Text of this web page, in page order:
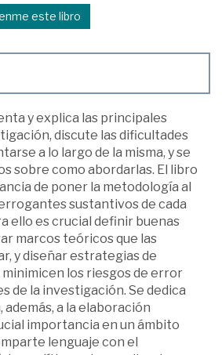
este libro
y explica las principales
discute las dificultades
a lo largo de la misma, y se
sobre como abordarlas. El libro
de poner la metodología al
sustantivos de cada
ello es crucial definir buenas
marcos teóricos que las
y diseñar estrategias de
los riesgos de error
de la investigación. Se dedica
a la elaboración
importancia en un ámbito
lenguaje con el